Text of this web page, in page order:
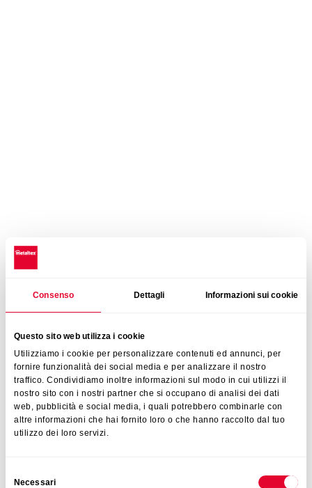
Consenso Dettagli Informazioni sui cookie
Questo sito web utilizza i cookie
Utilizziamo i cookie per personalizzare contenuti ed annunci, per
fornire funzionalità dei social media e per analizzare il nostro
traffico. Condividiamo inoltre informazioni sul modo in cui utilizzi il
nostro sito con i nostri partner che si occupano di analisi dei dati
web, pubblicità e social media, i quali potrebbero combinarle con
altre informazioni che hai fornito loro o che hanno raccolto dal tuo
utilizzo dei loro servizi.
Necessari